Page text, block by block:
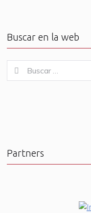
Buscar en la web
for:
Buscar
Partners